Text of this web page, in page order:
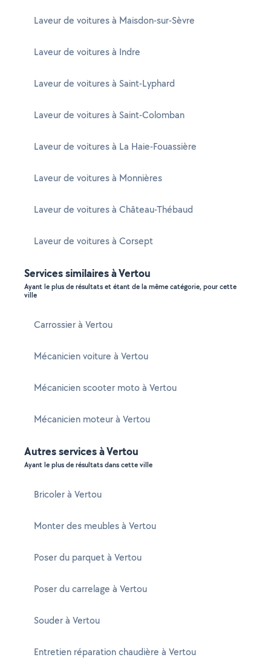
Laveur de voitures à Maisdon-sur-Sèvre
Laveur de voitures à Indre
Laveur de voitures à Saint-Lyphard
Laveur de voitures à Saint-Colomban
Laveur de voitures à La Haie-Fouassière
Laveur de voitures à Monnières
Laveur de voitures à Château-Thébaud
Laveur de voitures à Corsept
Services similaires à Vertou
Ayant le plus de résultats et étant de la même catégorie, pour cette
ville
Carrossier à Vertou
Mécanicien voiture à Vertou
Mécanicien scooter moto à Vertou
Mécanicien moteur à Vertou
Autres services à Vertou
Ayant le plus de résultats dans cette ville
Bricoler à Vertou
Monter des meubles à Vertou
Poser du parquet à Vertou
Poser du carrelage à Vertou
Souder à Vertou
Entretien réparation chaudière à Vertou